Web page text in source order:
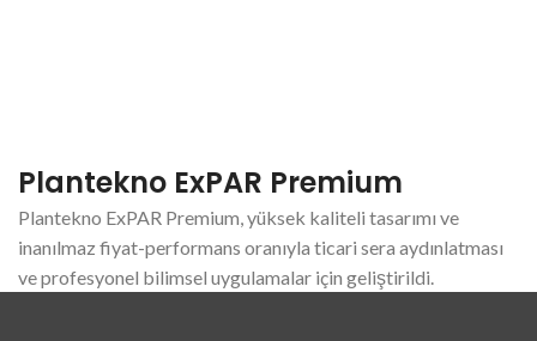
Plantekno ExPAR Premium
Plantekno ExPAR Premium, yüksek kaliteli tasarımı ve
inanılmaz fiyat-performans oranıyla ticari sera aydınlatması
ve profesyonel bilimsel uygulamalar için geliştirildi.